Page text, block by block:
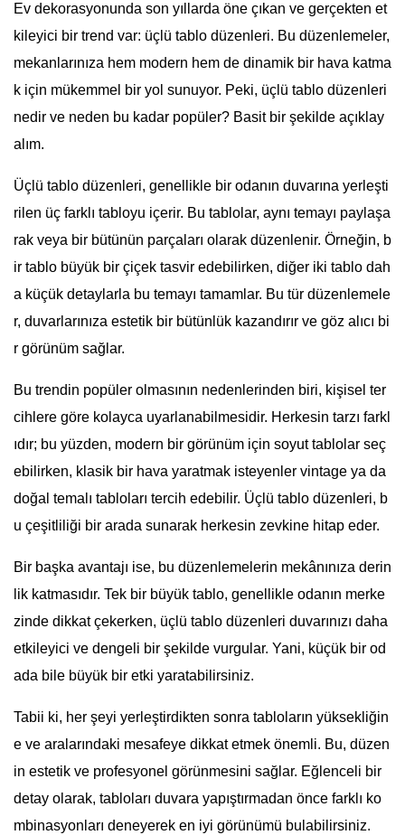
Ev dekorasyonunda son yıllarda öne çıkan ve gerçekten et
kileyici bir trend var: üçlü tablo düzenleri. Bu düzenlemeler,
mekanlarınıza hem modern hem de dinamik bir hava katma
k için mükemmel bir yol sunuyor. Peki, üçlü tablo düzenleri
nedir ve neden bu kadar popüler? Basit bir şekilde açıklay
alım.
Üçlü tablo düzenleri, genellikle bir odanın duvarına yerleşti
rilen üç farklı tabloyu içerir. Bu tablolar, aynı temayı paylaşa
rak veya bir bütünün parçaları olarak düzenlenir. Örneğin, b
ir tablo büyük bir çiçek tasvir edebilirken, diğer iki tablo dah
a küçük detaylarla bu temayı tamamlar. Bu tür düzenlemele
r, duvarlarınıza estetik bir bütünlük kazandırır ve göz alıcı bi
r görünüm sağlar.
Bu trendin popüler olmasının nedenlerinden biri, kişisel ter
cihlere göre kolayca uyarlanabilmesidir. Herkesin tarzı farkl
ıdır; bu yüzden, modern bir görünüm için soyut tablolar seç
ebilirken, klasik bir hava yaratmak isteyenler vintage ya da
doğal temalı tabloları tercih edebilir. Üçlü tablo düzenleri, b
u çeşitliliği bir arada sunarak herkesin zevkine hitap eder.
Bir başka avantajı ise, bu düzenlemelerin mekânınıza derin
lik katmasıdır. Tek bir büyük tablo, genellikle odanın merke
zinde dikkat çekerken, üçlü tablo düzenleri duvarınızı daha
etkileyici ve dengeli bir şekilde vurgular. Yani, küçük bir od
ada bile büyük bir etki yaratabilirsiniz.
Tabii ki, her şeyi yerleştirdikten sonra tabloların yüksekliğin
e ve aralarındaki mesafeye dikkat etmek önemli. Bu, düzen
in estetik ve profesyonel görünmesini sağlar. Eğlenceli bir
detay olarak, tabloları duvara yapıştırmadan önce farklı ko
mbinasyonları deneyerek en iyi görünümü bulabilirsiniz.